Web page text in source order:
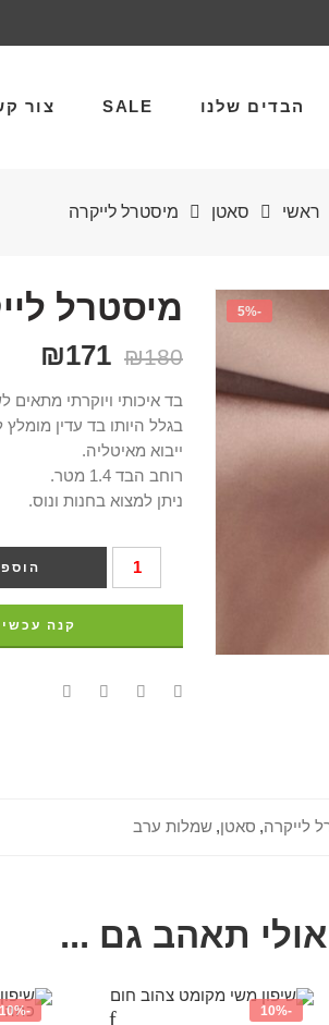
הבדים שלנו SALE צור
ראשי סאטן מיסטרל לייקרה
-5% מיסטרל
₪180
₪171
בד איכותי ויוקרתי
בגלל היותו בד עדין
ייבוא מאיטליה.
רוחב הבד 1.4 מטר.
ניתן למצוא בחנות ונוס.
קנה
לייקרה, סאטן, שמלות ערב
אולי תאהב גם ...
-10%
-10%